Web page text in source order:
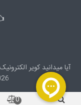
آیا میدانید کویر
0